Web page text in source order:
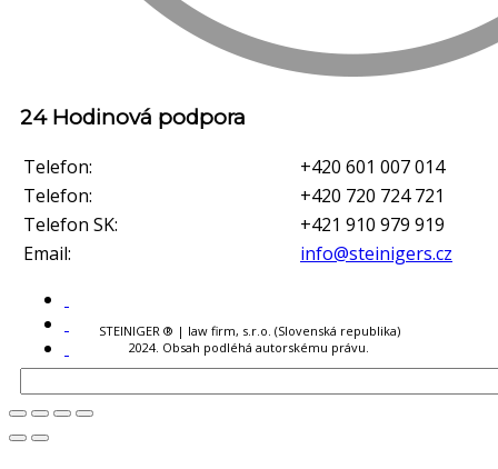
24 Hodinová podpora
Telefon:
+420 601 007 014
Telefon:
+420 720 724 721
Telefon SK:
+421 910 979 919
Email:
info@steinigers.cz
STEINIGER ® | law firm, s.r.o. (Slovenská republika)
2024. Obsah podléhá autorskému právu.